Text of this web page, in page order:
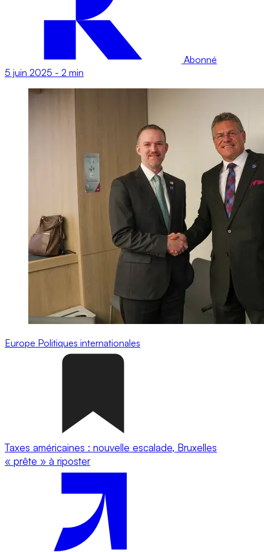
Abonné
5 juin 2025 - 2 min
Europe Politiques internationales
Taxes américaines : nouvelle escalade, Bruxelles
« prête » à riposter